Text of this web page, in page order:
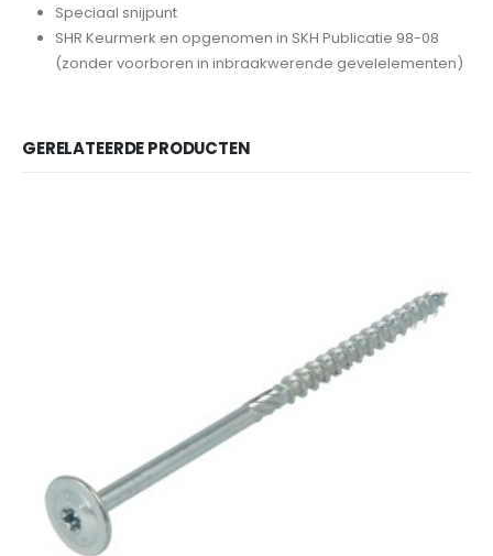
Speciaal snijpunt
SHR Keurmerk en opgenomen in SKH Publicatie 98-08
(zonder voorboren in inbraakwerende gevelelementen)
GERELATEERDE PRODUCTEN